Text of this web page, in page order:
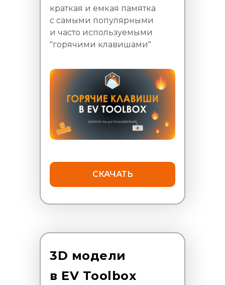
краткая и емкая памятка
с самыми популярными
и часто используемыми
"горячими клавишами"
СКАЧАТЬ
3D модели
в EV Toolbox